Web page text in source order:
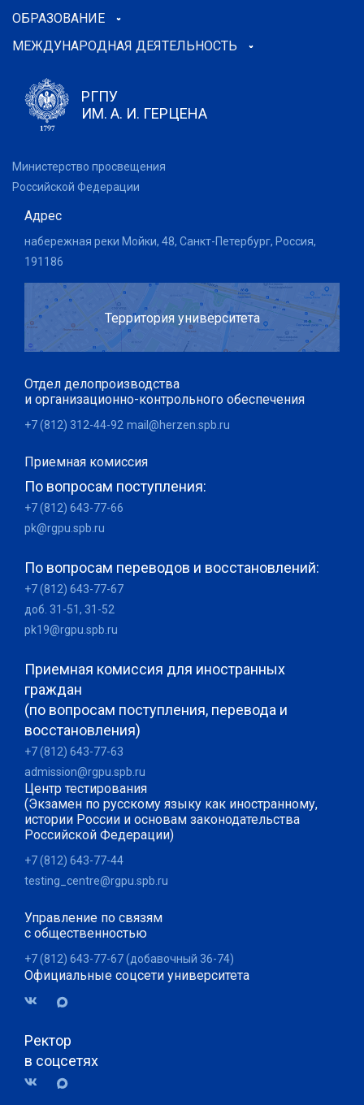
ОБРАЗОВАНИЕ
МЕЖДУНАРОДНАЯ ДЕЯТЕЛЬНОСТЬ
РГПУ
ИМ. А. И. ГЕРЦЕНА
Министерство просвещения
Российской Федерации
Адрес
набережная реки Мойки, 48, Санкт-Петербург, Россия,
191186
Территория университета
Отдел делопроизводства
и организационно-контрольного обеспечения
+7 (812) 312-44-92 mail@herzen.spb.ru
Приемная комиссия
По вопросам поступления:
+7 (812) 643-77-66
pk@rgpu.spb.ru
По вопросам переводов и восстановлений:
+7 (812) 643-77-67
доб. 31-51, 31-52
pk19@rgpu.spb.ru
Приемная комиссия для иностранных
граждан
(по вопросам поступления, перевода и
восстановления)
+7 (812) 643-77-63
admission@rgpu.spb.ru
Центр тестирования
(Экзамен по русскому языку как иностранному,
истории России и основам законодательства
Российской Федерации)
+7 (812) 643-77-44
testing_centre@rgpu.spb.ru
Управление по связям
с общественностью
+7 (812) 643-77-67 (добавочный 36-74)
Официальные соцсети университета
Ректор
в соцсетях